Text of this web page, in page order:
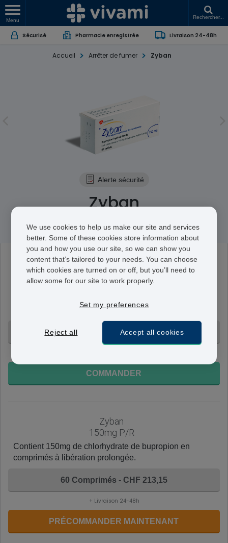
Menu
Rechercher...
Sécurisé Pharmacie enregistrée Livraison 24-48h
Accueil Arrêter de fumer Zyban
Alerte sécurité
Zyban
Bupropion
150mg
Contient 150mg de chlorhydrate de bupropion en
du traitement Zyban.
60 Comprimés - CHF 207,95
COMMANDER
Zyban
150mg P/R
Contient 150mg de chlorhydrate de bupropion en
comprimés à libération prolongée.
60 Comprimés - CHF 213,15
+ Livraison 24-48h
PRÉCOMMANDER MAINTENANT
We use cookies to help us make our site and services
better. Some of these cookies store information about
you and how you use our site, so we can show you
content that’s tailored to your needs. You can choose
which cookies are turned on or off, but you’ll need to
allow some for our site to work properly.
Set my preferences
Reject all Accept all cookies